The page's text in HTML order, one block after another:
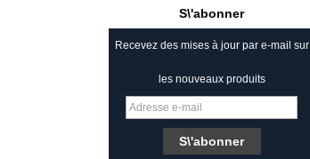
S\'abonner
Recevez des mises à jour par e-mail sur
les nouveaux produits